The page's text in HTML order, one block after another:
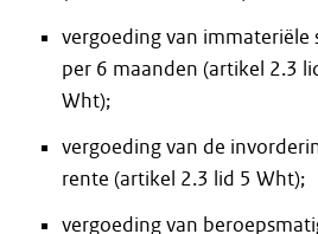
vergoeding van immateriële
per 6 maanden (artikel 2.3
Wht);
vergoeding van de
rente (artikel 2.3 lid 5 Wht);
vergoeding van